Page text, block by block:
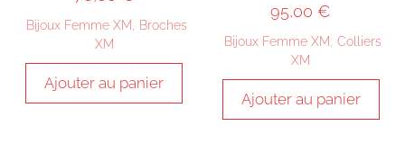
Bijoux Femme XM
Broches
XM
Ajouter au panier
95,00€
Bijoux Femme XM Colliers
XM
Ajouter au panier